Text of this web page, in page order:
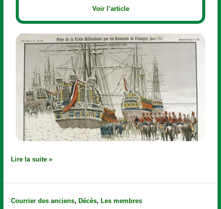
Voir l’article
Lire la suite »
Courrier des anciens,Décès,Les membres
Décès